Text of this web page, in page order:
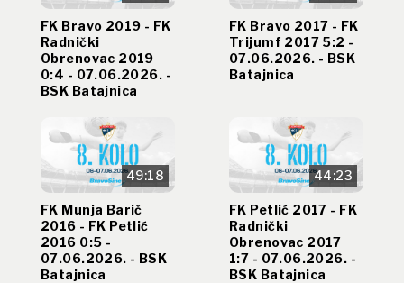
FK Bravo 2019 - FK
Radnički
Obrenovac 2019
0:4 - 07.06.2026. -
BSK Batajnica
FK Bravo 2017 - FK
Trijumf 2017 5:2 -
07.06.2026. - BSK
Batajnica
49:18
FK Munja Barič
2016 - FK Petlić
2016 0:5 -
07.06.2026. - BSK
Batajnica
44:23
FK Petlić 2017 - FK
Radnički
Obrenovac 2017
1:7 - 07.06.2026. -
BSK Batajnica